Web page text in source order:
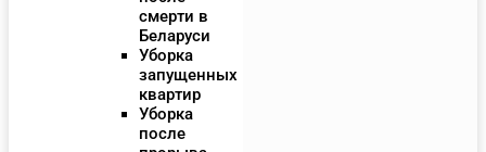
смерти в
Беларуси
Уборка
запущенных
квартир
Уборка
после